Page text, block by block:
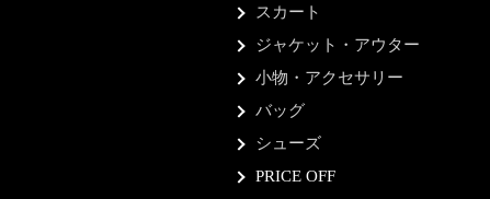
スカート
ジャケット・アウター
小物・アクセサリー
バッグ
シューズ
PRICE OFF